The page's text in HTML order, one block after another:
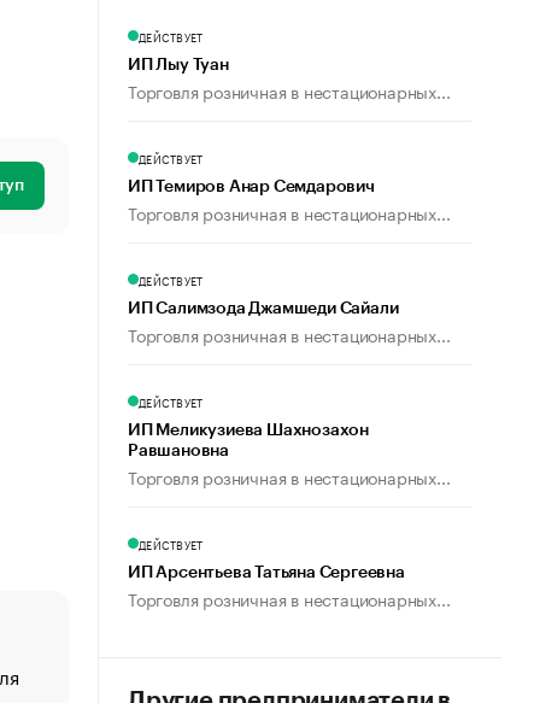
ДЕЙСТВУЕТ
ИП Лыу Туан
Торговля розничная в нестационарных...
ДЕЙСТВУЕТ
ИП Темиров Анар Семдарович
Торговля розничная в нестационарных...
ДЕЙСТВУЕТ
ИП Салимзода Джамшеди Сайали
Торговля розничная в нестационарных...
ДЕЙСТВУЕТ
ИП Меликузиева Шахнозахон
Равшановна
Торговля розничная в нестационарных...
ДЕЙСТВУЕТ
ИП Арсентьева Татьяна Сергеевна
Торговля розничная в нестационарных...